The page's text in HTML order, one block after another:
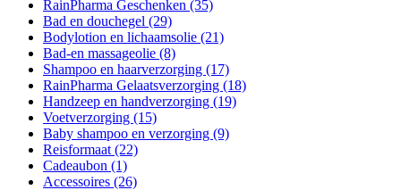
RainPharma Geschenken (35)
Bad en douchegel (29)
Bodylotion en lichaamsolie (21)
Bad-en massageolie (8)
Shampoo en haarverzorging (17)
RainPharma Gelaatsverzorging (18)
Handzeep en handverzorging (19)
Voetverzorging (15)
Baby shampoo en verzorging (9)
Reisformaat (22)
Cadeaubon (1)
Accessoires (26)